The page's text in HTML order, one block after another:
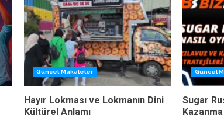
Güncel Makaleler
Hayır Lokması ve Lokmanın Dini
Kültürel Anlamı
Güncel
Sugar